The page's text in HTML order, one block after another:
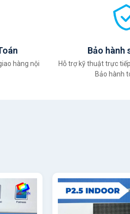
hàng nội
Bảo hành
Hỗ trợ kỹ thuật trực
Bảo hành